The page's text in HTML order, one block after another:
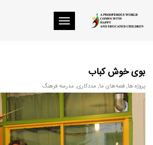
Toggle navigation
بوی خوش کباب
پروژه ها,قصه‌های ما, مددکاری, مدرسه فرهنگ